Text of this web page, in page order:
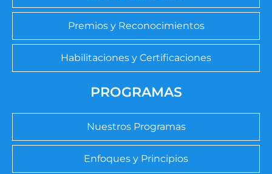
Premios y Reconocimientos
Habilitaciones y Certificaciones
PROGRAMAS
Nuestros Programas
Enfoques y Principios